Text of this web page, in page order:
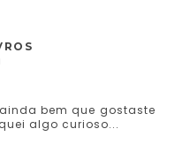
bem que gostaste
algo curioso...